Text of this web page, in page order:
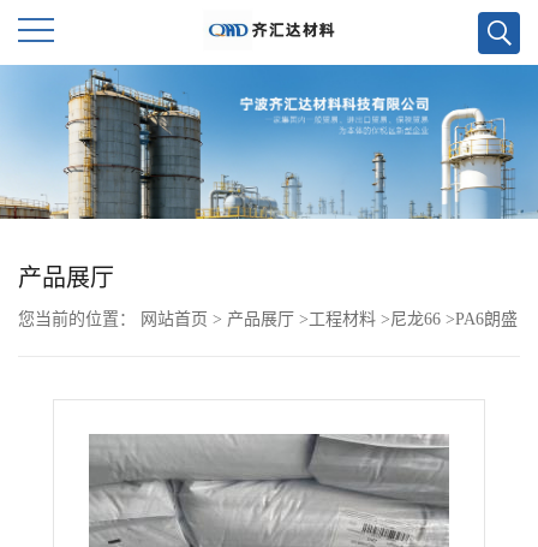
首
页
公
产品展厅
您当前的位置： 网站首页 > 产品展厅 >工程材料 >尼龙66 >PA6朗盛